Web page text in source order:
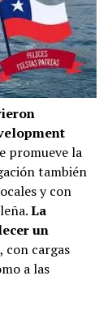
promueve la
también
y con
La
un
, con cargas
a las